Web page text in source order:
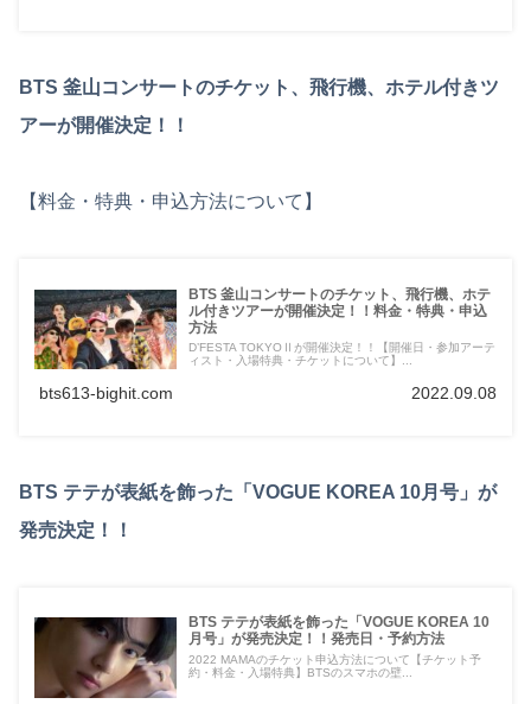
BTS 釜山コンサートのチケット、飛行機、ホテル付きツ
アーが開催決定！！
【料金・特典・申込方法について】
BTS 釜山コンサートのチケット、飛行機、ホテ
ル付きツアーが開催決定！！料金・特典・申込
方法
D’FESTA TOKYOⅡが開催決定！！【開催日・参加アーテ
ィスト・入場特典・チケットについて】...
bts613-bighit.com 2022.09.08
BTS テテが表紙を飾った「VOGUE KOREA 10月号」が
発売決定！！
BTS テテが表紙を飾った「VOGUE KOREA 10
月号」が発売決定！！発売日・予約方法
2022 MAMAのチケット申込方法について【チケット予
約・料金・入場特典】BTSのスマホの壁...